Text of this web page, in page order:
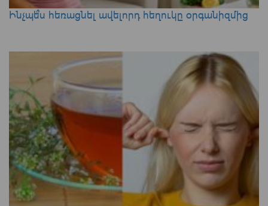
Ինչպե՞ս հեռացնել ավելորդ հեղուկը օրգանիզմից